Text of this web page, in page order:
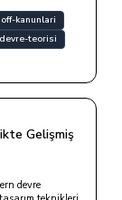
kanunlari
devre-teorisi
Gelişmiş
devre